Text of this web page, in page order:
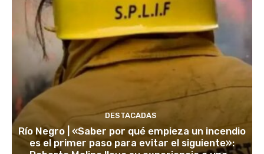
DESTACADAS
Río Negro | «Saber por qué empieza un incendio
es el primer paso para evitar el siguiente»: